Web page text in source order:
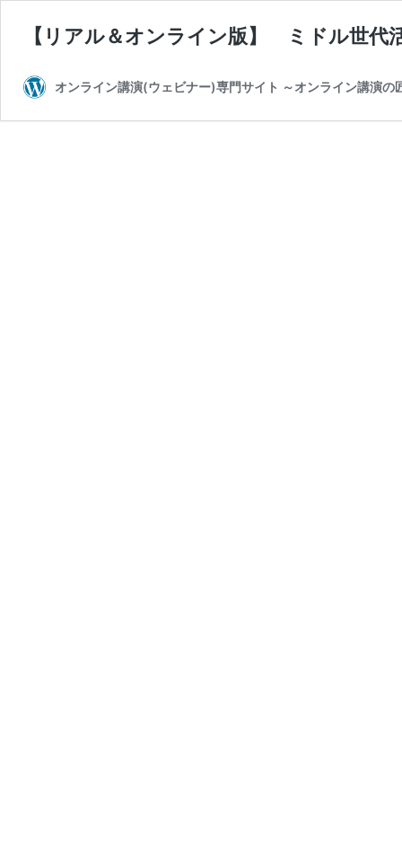
【リアル＆オンライン版】 ミドル世代
オンライン講演(ウェビナー)専門サイト ～オンライン講演の